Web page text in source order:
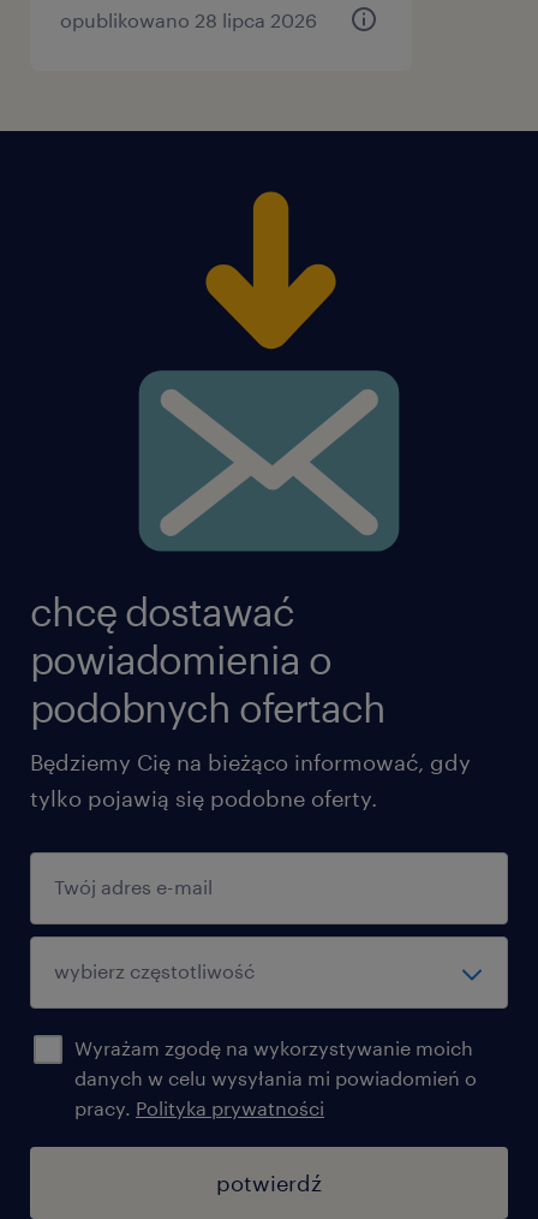
opublikowano 28 lipca 2026
chcę dostawać
powiadomienia o
podobnych ofertach
Będziemy Cię na bieżąco informować, gdy
tylko pojawią się podobne oferty.
Wyrażam zgodę na wykorzystywanie moich
danych w celu wysyłania mi powiadomień o
pracy. Polityka prywatności
potwierdź